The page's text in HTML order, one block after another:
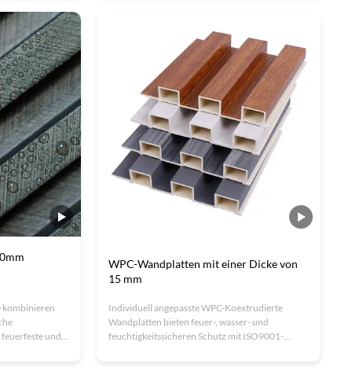
mit einer
kombinieren
und
WPC-Wandplatten mit einer Dicke von
15 mm
Individuell angepasste WPC-Koextrudierte
Wandplatten bieten feuer-, wasser- und
feuchtigkeitssicheren Schutz mit ISO9001-